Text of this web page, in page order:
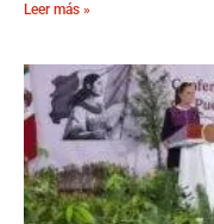
Leer más »